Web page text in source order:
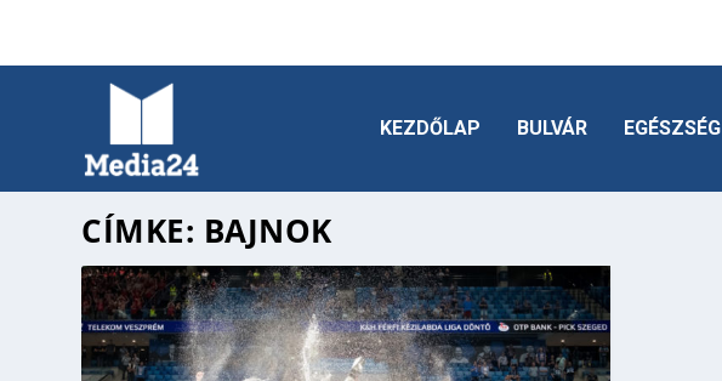
KEZDŐLAP BULVÁR EGÉSZSÉG
CÍMKE: BAJNOK